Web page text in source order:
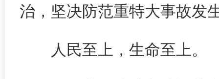
治，坚决防范重特大事故发
人民至上，生命至上。